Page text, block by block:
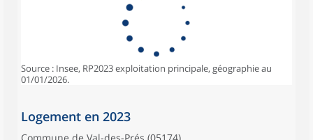
Source : Insee, RP2023 exploitation principale, géographie au
01/01/2026.
Logement en 2023